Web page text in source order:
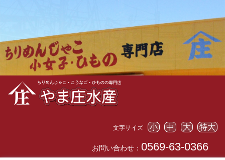
文字サイズ 小 中 大 特大
お問い合わせ： 0569-63-0366